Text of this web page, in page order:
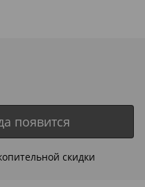
появится
скидки